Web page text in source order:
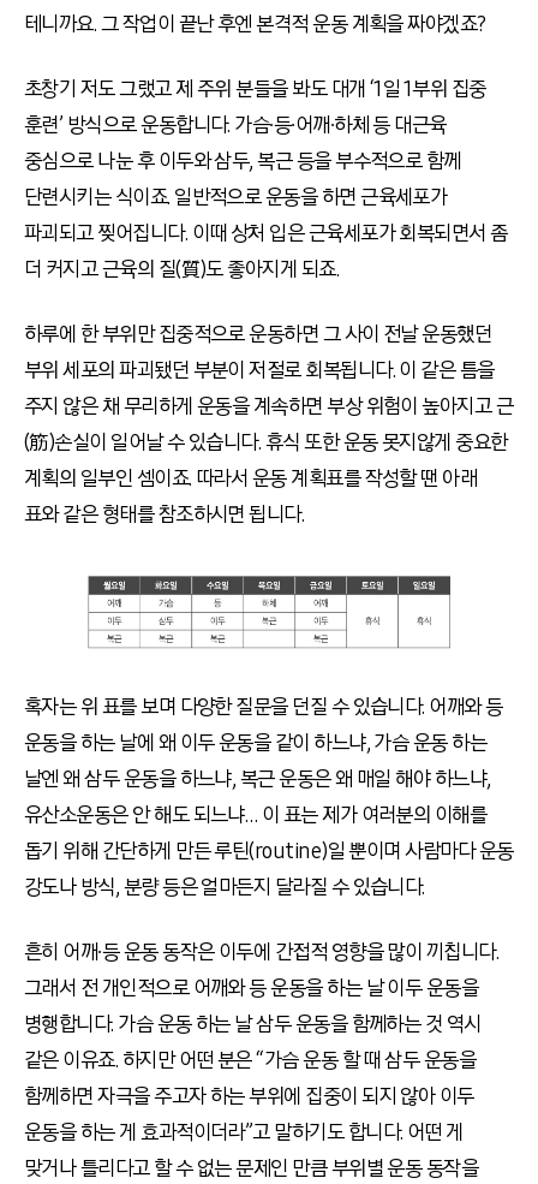
테니까요. 그 작업이 끝난 후엔 본격적 운동 계획을 짜야겠죠?
초창기 저도 그랬고 제 주위 분들을 봐도 대개 ‘1일 1부위 집중
훈련’ 방식으로 운동합니다. 가슴∙등∙어깨∙하체 등 대근육
중심으로 나눈 후 이두와 삼두, 복근 등을 부수적으로 함께
단련시키는 식이죠. 일반적으로 운동을 하면 근육세포가
파괴되고 찢어집니다. 이때 상처 입은 근육세포가 회복되면서 좀
더 커지고 근육의 질(質)도 좋아지게 되죠.
하루에 한 부위만 집중적으로 운동하면 그 사이 전날 운동했던
부위 세포의 파괴됐던 부분이 저절로 회복됩니다. 이 같은 틈을
주지 않은 채 무리하게 운동을 계속하면 부상 위험이 높아지고 근
(筋)손실이 일어날 수 있습니다. 휴식 또한 운동 못지않게 중요한
계획의 일부인 셈이죠. 따라서 운동 계획표를 작성할 땐 아래
표와 같은 형태를 참조하시면 됩니다.
혹자는 위 표를 보며 다양한 질문을 던질 수 있습니다. 어깨와 등
운동을 하는 날에 왜 이두 운동을 같이 하느냐, 가슴 운동 하는
날엔 왜 삼두 운동을 하느냐, 복근 운동은 왜 매일 해야 하느냐,
유산소운동은 안 해도 되느냐… 이 표는 제가 여러분의 이해를
돕기 위해 간단하게 만든 루틴(routine)일 뿐이며 사람마다 운동
강도나 방식, 분량 등은 얼마든지 달라질 수 있습니다.
흔히 어깨∙등 운동 동작은 이두에 간접적 영향을 많이 끼칩니다.
그래서 전 개인적으로 어깨와 등 운동을 하는 날 이두 운동을
병행합니다. 가슴 운동 하는 날 삼두 운동을 함께하는 것 역시
같은 이유죠. 하지만 어떤 분은 “가슴 운동 할 때 삼두 운동을
함께하면 자극을 주고자 하는 부위에 집중이 되지 않아 이두
운동을 하는 게 효과적이더라”고 말하기도 합니다. 어떤 게
맞거나 틀리다고 할 수 없는 문제인 만큼 부위별 운동 동작을